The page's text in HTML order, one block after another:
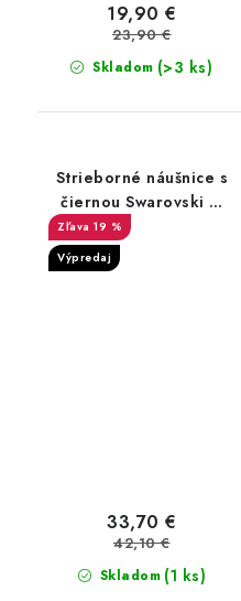
Skladom (>3 ks)
19,90 €
23,90 €
Strieborné náušnice s
čiernou Swarovski ®
perlou
19 %
Výpredaj
Skladom (1 ks)
33,70 €
42,10 €